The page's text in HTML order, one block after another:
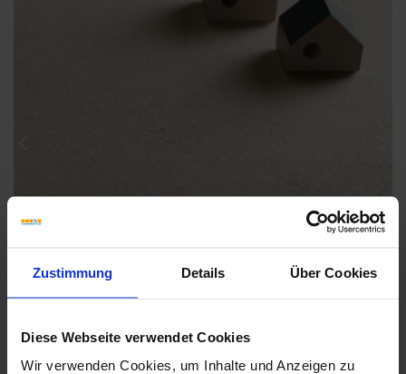
Zustimmung Details Über Cookies
Diese Webseite verwendet Cookies
Wir verwenden Cookies, um Inhalte und Anzeigen zu
Previous